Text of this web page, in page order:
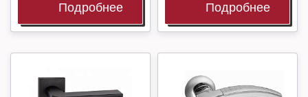
Подробнее Подробнее